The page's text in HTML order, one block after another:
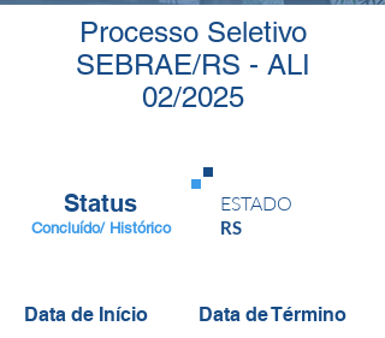
Processo Seletivo
SEBRAE/RS - ALI
02/2025
Status
Concluído/ Histórico
ESTADO
RS
Data de Início
Data de Término